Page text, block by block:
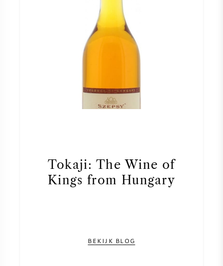
Tokaji: The Wine of
Kings from Hungary
BEKIJK BLOG